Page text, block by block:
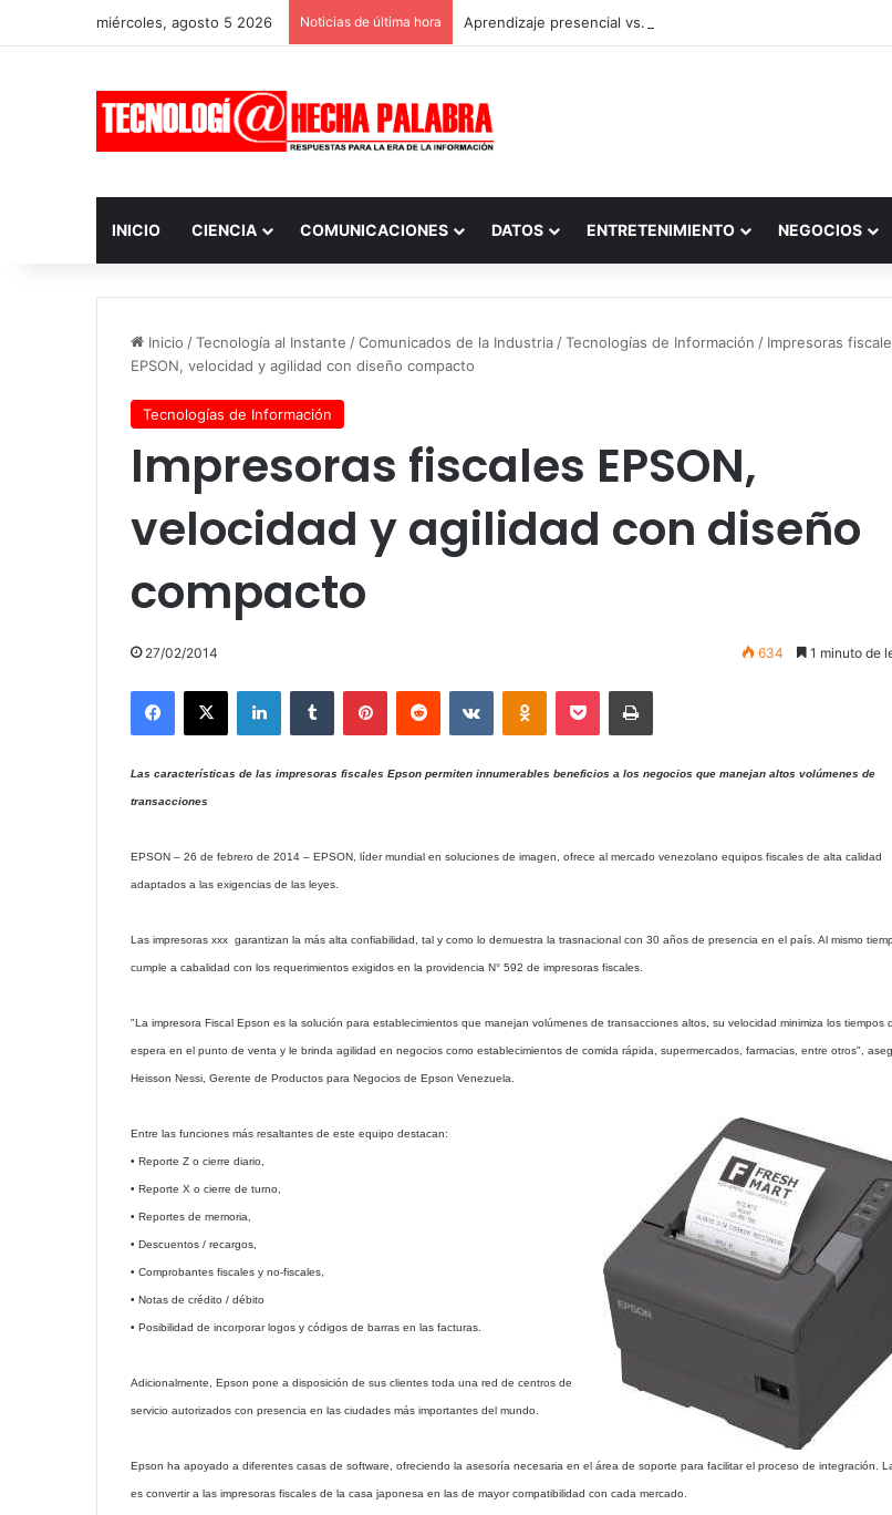
miércoles, agosto 5 2026 Noticias de última hora Aprendizaje presencial vs. por internet
INICIO CIENCIA COMUNICACIONES DATOS ENTRETENIMIENTO NEGOCIOS
Inicio /Tecnología al Instante /Comunicados de la Industria /Tecnologías de Información / Impresoras
EPSON, velocidad y agilidad con diseño compacto
Tecnologías de Información
Impresoras fiscales EPSON,
velocidad y agilidad con diseño
compacto
27/02/2014 634 1 minuto de
Facebook
X LinkedInTumblr PinterestReddit VKontakteOdnoklassniki
Pocket Imprimir
Las características de las impresoras fiscales Epson permiten innumerables beneficios a los negocios que manejan altos volúmenes de
transacciones
EPSON – 26 de febrero de 2014 – EPSON, líder mundial en soluciones de imagen, ofrece al mercado venezolano equipos fiscales de alta calidad
adaptados a las exigencias de las leyes.
Las impresoras xxx garantizan la más alta confiabilidad, tal y como lo demuestra la trasnacional con 30 años de presencia en el país. Al mismo
cumple a cabalidad con los requerimientos exigidos en la providencia N° 592 de impresoras fiscales.
"La impresora Fiscal Epson es la solución para establecimientos que manejan volúmenes de transacciones altos, su velocidad minimiza los tiempos
espera en el punto de venta y le brinda agilidad en negocios como establecimientos de comida rápida, supermercados, farmacias, entre otros",
Heisson Nessi, Gerente de Productos para Negocios de Epson Venezuela.
Entre las funciones más resaltantes de este equipo destacan:
• Reporte Z o cierre diario,
• Reporte X o cierre de turno,
• Reportes de memoria,
• Descuentos / recargos,
• Comprobantes fiscales y no-fiscales,
• Notas de crédito / débito
• Posibilidad de incorporar logos y códigos de barras en las facturas.
Adicionalmente, Epson pone a disposición de sus clientes toda una red de centros de
servicio autorizados con presencia en las ciudades más importantes del mundo.
Epson ha apoyado a diferentes casas de software, ofreciendo la asesoría necesaria en el área de soporte para facilitar el proceso de integración.
es convertir a las impresoras fiscales de la casa japonesa en las de mayor compatibilidad con cada mercado.